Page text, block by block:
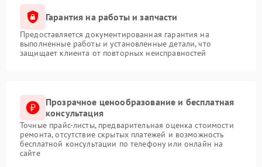
Гарантия на работы и запчасти
Предоставляется документированная гарантия на
выполненные работы и установленные детали, что
защищает клиента от повторных неисправностей
Прозрачное ценообразование и бесплатная
консультация
Точные прайс-листы, предварительная оценка стоимости
ремонта, отсутствие скрытых платежей и возможность
бесплатной консультации по телефону или онлайн на
сайте